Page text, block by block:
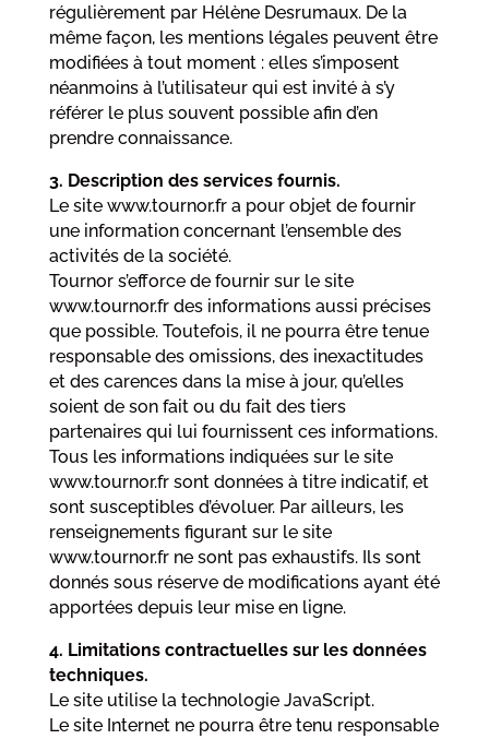
régulièrement par Hélène Desrumaux. De la
même façon, les mentions légales peuvent être
modifiées à tout moment : elles s’imposent
néanmoins à l’utilisateur qui est invité à s’y
référer le plus souvent possible afin d’en
prendre connaissance.
3. Description des services fournis.
Le site www.tournor.fr a pour objet de fournir
une information concernant l’ensemble des
activités de la société.
Tournor s’efforce de fournir sur le site
www.tournor.fr des informations aussi précises
que possible. Toutefois, il ne pourra être tenue
responsable des omissions, des inexactitudes
et des carences dans la mise à jour, qu’elles
soient de son fait ou du fait des tiers
partenaires qui lui fournissent ces informations.
Tous les informations indiquées sur le site
www.tournor.fr sont données à titre indicatif, et
sont susceptibles d’évoluer. Par ailleurs, les
renseignements figurant sur le site
www.tournor.fr ne sont pas exhaustifs. Ils sont
donnés sous réserve de modifications ayant été
apportées depuis leur mise en ligne.
4. Limitations contractuelles sur les données
techniques.
Le site utilise la technologie JavaScript.
Le site Internet ne pourra être tenu responsable